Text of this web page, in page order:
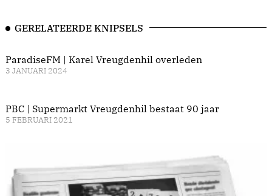
GERELATEERDE KNIPSELS
ParadiseFM | Karel Vreugdenhil overleden
3 JANUARI 2024
PBC | Supermarkt Vreugdenhil bestaat 90 jaar
5 FEBRUARI 2021